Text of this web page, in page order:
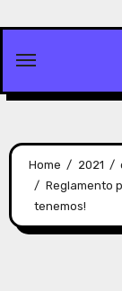
content
Home 2021
Reglamento
tenemos!